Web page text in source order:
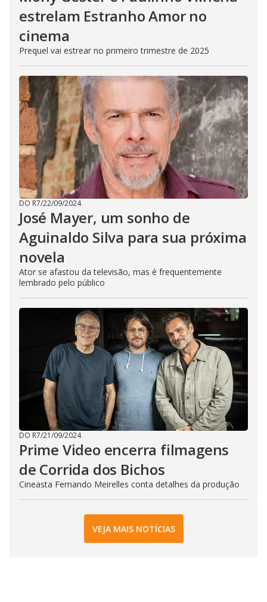
estrelam Estranho Amor no
cinema
Prequel vai estrear no primeiro trimestre de 2025
DO R7/22/09/2024
José Mayer, um sonho de
Aguinaldo Silva para sua próxima
novela
Ator se afastou da televisão, mas é frequentemente
lembrado pelo público
DO R7/21/09/2024
Prime Video encerra filmagens
de Corrida dos Bichos
Cineasta Fernando Meirelles conta detalhes da produção
VEJA MAIS NOTÍCIAS